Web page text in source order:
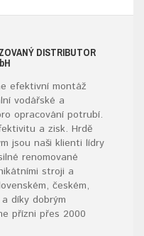
DISTRIBUTOR
H
efektivní montáž
vodářské a
opracování potrubí.
a zisk. Hrdě
jsou naši klienti lídry
renomované
stroji a
českém,
díky dobrým
přízni přes 2000